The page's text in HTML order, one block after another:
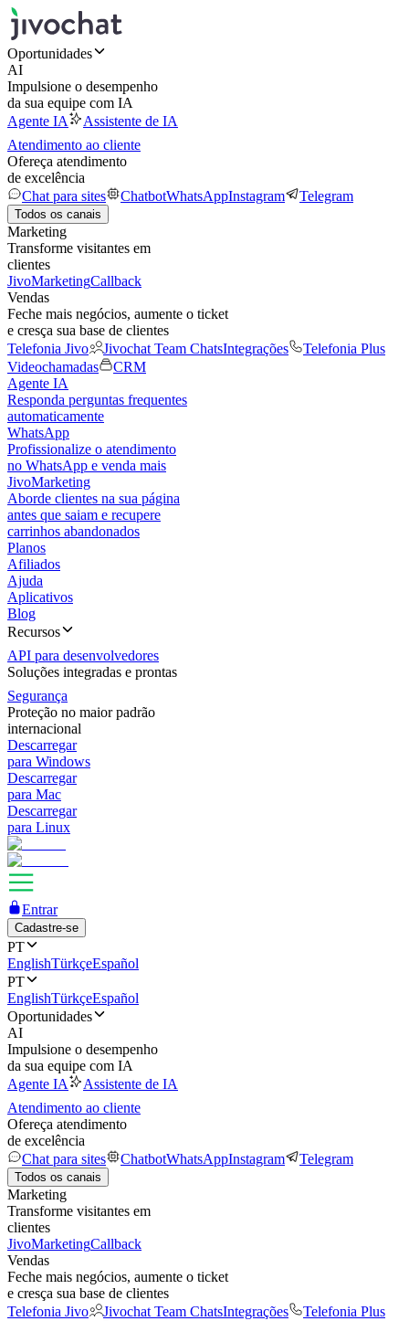
Oportunidades
AI
Impulsione o desempenho
da sua equipe com IA
Agente IA
Assistente de IA
Atendimento ao cliente
Ofereça atendimento
de excelência
Chat para sites
ChatbotWhatsAppInstagram Telegram
Todos os canais
Marketing
Transforme visitantes em
clientes
JivoMarketingCallback
Vendas
Feche mais negócios, aumente o ticket
e cresça sua base de clientes
Telefonia Jivo
Jivochat Team ChatsIntegrações
Telefonia Plus
Videochamadas
CRM
Agente IA
Responda perguntas frequentes
automaticamente
WhatsApp
Profissionalize o atendimento
no WhatsApp e venda mais
JivoMarketing
Aborde clientes na sua página
antes que saiam e recupere
carrinhos abandonados
Planos
Afiliados
Ajuda
Aplicativos
Blog
Recursos
API para desenvolvedores
Soluções integradas e prontas
Segurança
Proteção no maior padrão
internacional
Descarregar
para Windows
Descarregar
para Mac
Descarregar
para Linux
Entrar
Cadastre-se
PT
EnglishTürkçeEspañol
PT
EnglishTürkçeEspañol
Oportunidades
AI
Impulsione o desempenho
da sua equipe com IA
Agente IA
Assistente de IA
Atendimento ao cliente
Ofereça atendimento
de excelência
Chat para sites
ChatbotWhatsAppInstagram Telegram
Todos os canais
Marketing
Transforme visitantes em
clientes
JivoMarketingCallback
Vendas
Feche mais negócios, aumente o ticket
e cresça sua base de clientes
Telefonia Jivo
Jivochat Team ChatsIntegrações
Telefonia Plus